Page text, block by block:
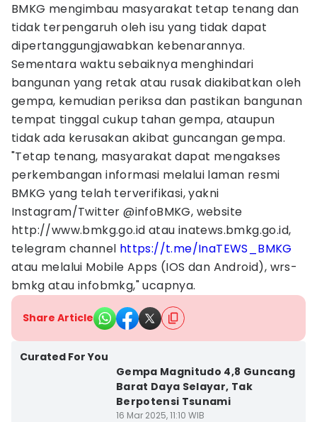
BMKG mengimbau masyarakat tetap tenang dan
tidak terpengaruh oleh isu yang tidak dapat
dipertanggungjawabkan kebenarannya.
Sementara waktu sebaiknya menghindari
bangunan yang retak atau rusak diakibatkan oleh
gempa, kemudian periksa dan pastikan bangunan
tempat tinggal cukup tahan gempa, ataupun
tidak ada kerusakan akibat guncangan gempa.
"Tetap tenang, masyarakat dapat mengakses
perkembangan informasi melalui laman resmi
BMKG yang telah terverifikasi, yakni
Instagram/Twitter @infoBMKG, website
http://www.bmkg.go.id atau inatews.bmkg.go.id,
telegram channel https://t.me/InaTEWS_BMKG
atau melalui Mobile Apps (IOS dan Android), wrs-
bmkg atau infobmkg," ucapnya.
Share Article
Curated For You
Gempa Magnitudo 4,8 Guncang
Barat Daya Selayar, Tak
Berpotensi Tsunami
16 Mar 2025, 11:10 WIB